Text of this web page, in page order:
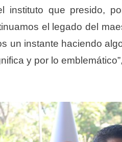
instituto que presido,
el legado del
un instante haciendo
y por lo